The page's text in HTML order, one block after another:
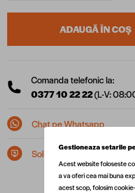
ADAUGĂ ÎN COȘ
Comanda telefonic la:
0377 10 22 22(L-V:
Chat pe Whatsapp
Solicita postare in SEAP/
Gestioneaza setarile
Acest website foloseste
a va oferi cea mai buna
acest scop, folosim